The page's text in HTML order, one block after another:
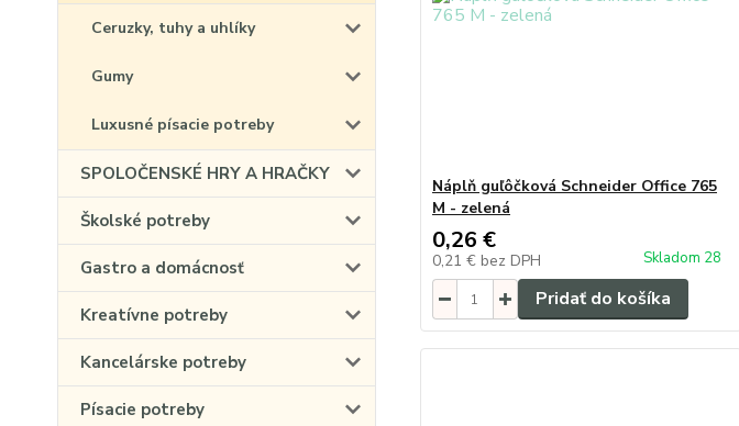
Ceruzky, tuhy a uhlíky
Gumy
Luxusné písacie potreby
SPOLOČENSKÉ HRY A HRAČKY
Školské potreby
Gastro a domácnosť
Kreatívne potreby
Kancelárske potreby
Písacie potreby
Náplň guľôčková Schneider Office 765
M - zelená
0,26 €
0,21 € bez DPH Skladom 28
Pridať do košíka